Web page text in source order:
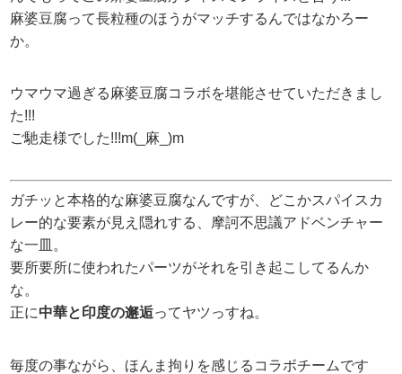
麻婆豆腐って長粒種のほうがマッチするんではなかろー
か。
ウマウマ過ぎる麻婆豆腐コラボを堪能させていただきまし
た!!!
ご馳走様でした!!!m(_麻_)m
ガチッと本格的な麻婆豆腐なんですが、どこかスパイスカ
レー的な要素が見え隠れする、摩訶不思議アドベンチャー
な一皿。
要所要所に使われたパーツがそれを引き起こしてるんか
な。
正に中華と印度の邂逅ってヤツっすね。
毎度の事ながら、ほんま拘りを感じるコラボチームです